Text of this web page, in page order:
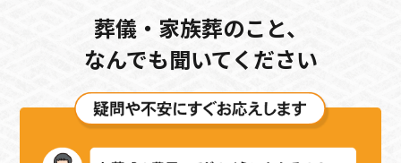
葬儀・家族葬のこと、
なんでも聞いてください